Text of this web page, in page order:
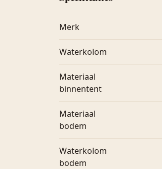
Merk
Waterkolom
Materiaal
binnentent
Materiaal
bodem
Waterkolom
bodem